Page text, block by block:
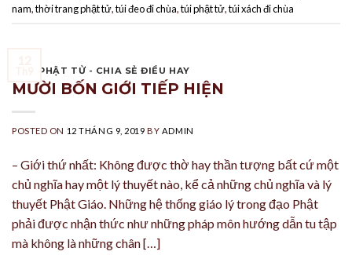
nam,thời trang phật tử,túi đeo đi chùa,túi phật tử,túi xách đi chùa
GÓC PHẬT TỬ - CHIA SẺ ĐIỀU HAY
MƯỜI BỐN GIỚI TIẾP HIỆN
POSTED ON 12 THÁNG 9, 2019 BY ADMIN
– Giới thứ nhất: Không được thờ hay thần tượng bất cứ một
chủ nghĩa hay một lý thuyết nào, kể cả những chủ nghĩa và lý
thuyết Phật Giáo. Những hệ thống giáo lý trong đạo Phật
phải được nhận thức như những pháp môn hướng dẫn tu tập
mà không là những chân […]